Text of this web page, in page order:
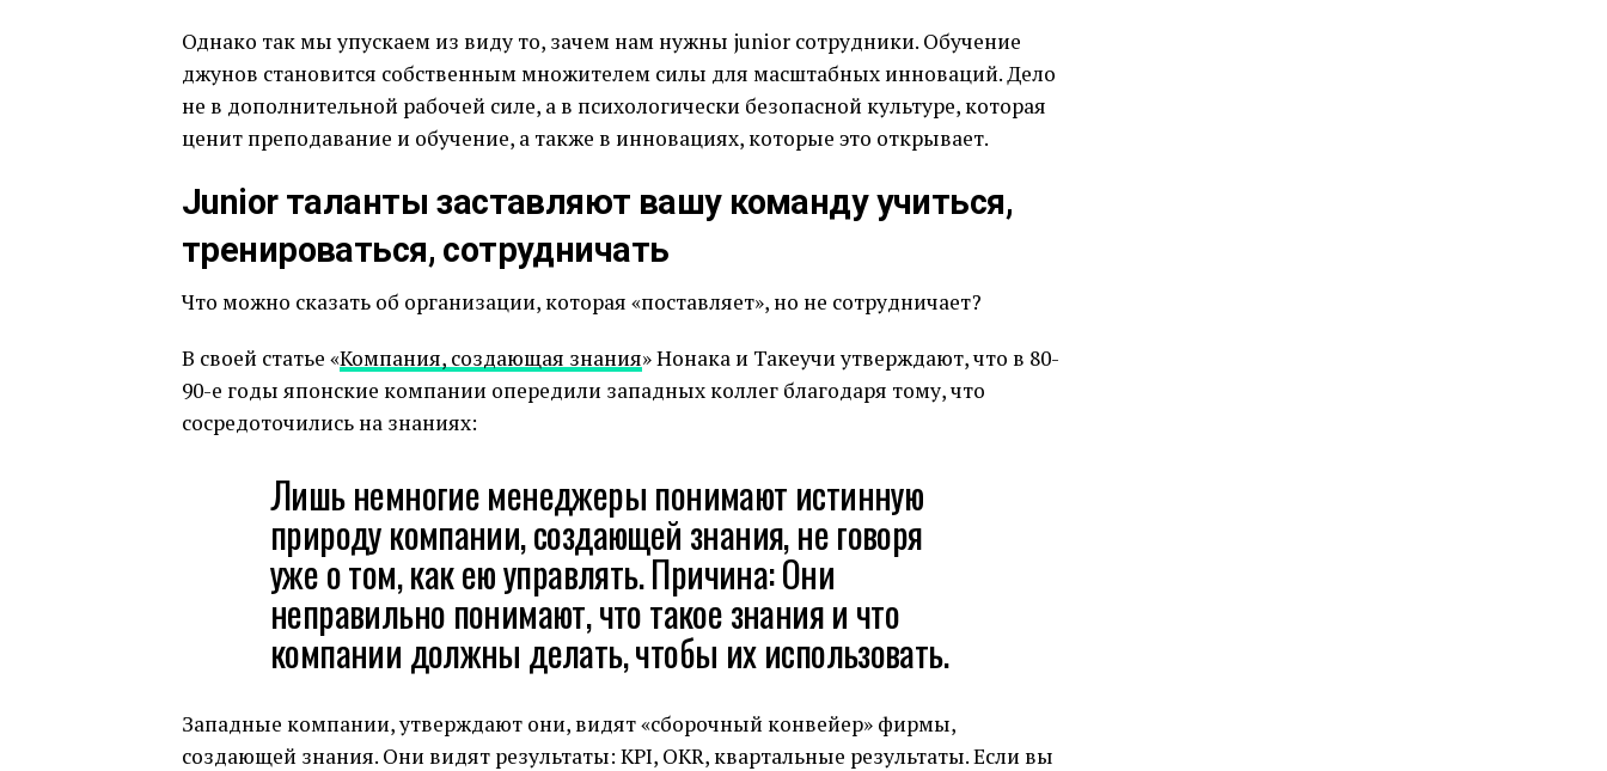
Однако так мы упускаем из виду то, зачем нам нужны junior сотрудники. Обучение
джунов становится собственным множителем силы для масштабных инноваций. Дело
не в дополнительной рабочей силе, а в психологически безопасной культуре, которая
ценит преподавание и обучение, а также в инновациях, которые это открывает.
Junior таланты заставляют вашу команду учиться,
тренироваться, сотрудничать
Что можно сказать об организации, которая «поставляет», но не сотрудничает?
В своей статье «Компания, создающая знания» Нонака и Такеучи утверждают, что в 80-
90-е годы японские компании опередили западных коллег благодаря тому, что
сосредоточились на знаниях:
Лишь немногие менеджеры понимают истинную
природу компании, создающей знания, не говоря
уже о том, как ею управлять. Причина: Они
неправильно понимают, что такое знания и что
компании должны делать, чтобы их использовать.
Западные компании, утверждают они, видят «сборочный конвейер» фирмы,
создающей знания. Они видят результаты: KPI, OKR, квартальные результаты. Если вы